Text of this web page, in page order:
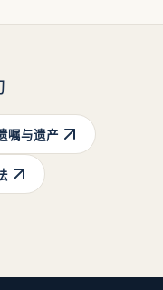
嘱与遗产